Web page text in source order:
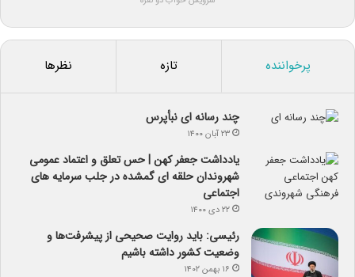
پرخواننده تازه نظرها
چند رسانه ای نبأپرس
۲۳ آبان ۱۴۰۰
یادداشت جعفر کهن | حس تعلق و اعتماد عمومی
شهروندان حلقه ای گمشده در جلب سرمایه های
اجتماعی
۲۲ دی ۱۴۰۰
رئیسی: باید روایت صحیحی از پیشرفت‌ها و
وضعیت کشور داشته باشیم
۱۶ بهمن ۱۴۰۲